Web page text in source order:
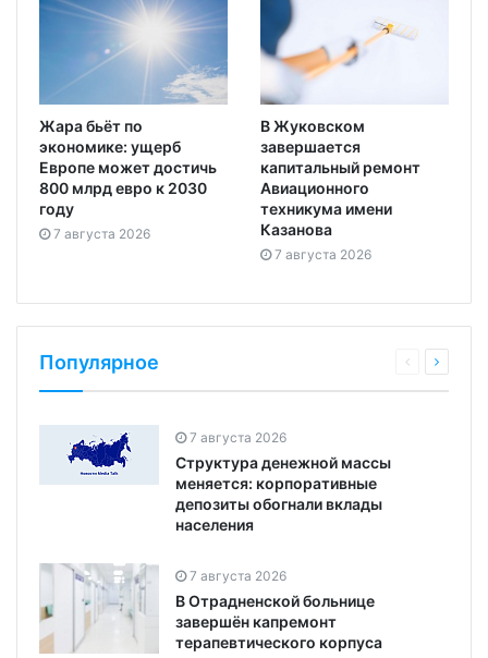
Жара бьёт по
экономике: ущерб
Европе может достичь
800 млрд евро к 2030
году
7 августа 2026
В Жуковском
завершается
капитальный ремонт
Авиационного
техникума имени
Казанова
7 августа 2026
Популярное
7 августа 2026
Структура денежной массы
меняется: корпоративные
депозиты обогнали вклады
населения
7 августа 2026
В Отрадненской больнице
завершён капремонт
терапевтического корпуса